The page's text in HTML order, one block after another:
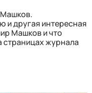
и другая интересная
Машков и что
страницах журнала